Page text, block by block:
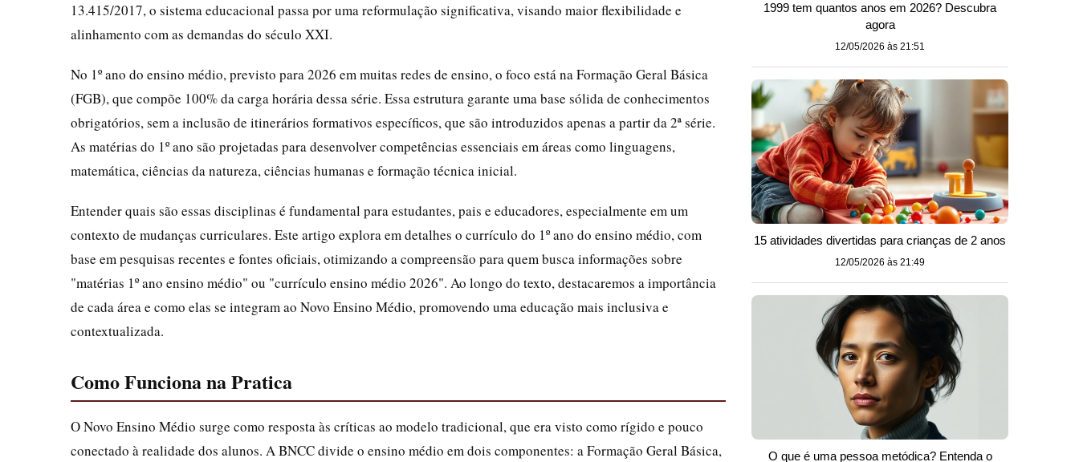
13.415/2017, o sistema educacional passa por uma reformulação significativa, visando maior flexibilidade e
alinhamento com as demandas do século XXI.
No 1º ano do ensino médio, previsto para 2026 em muitas redes de ensino, o foco está na Formação Geral Básica
(FGB), que compõe 100% da carga horária dessa série. Essa estrutura garante uma base sólida de conhecimentos
obrigatórios, sem a inclusão de itinerários formativos específicos, que são introduzidos apenas a partir da 2ª série.
As matérias do 1º ano são projetadas para desenvolver competências essenciais em áreas como linguagens,
matemática, ciências da natureza, ciências humanas e formação técnica inicial.
Entender quais são essas disciplinas é fundamental para estudantes, pais e educadores, especialmente em um
contexto de mudanças curriculares. Este artigo explora em detalhes o currículo do 1º ano do ensino médio, com
base em pesquisas recentes e fontes oficiais, otimizando a compreensão para quem busca informações sobre
"matérias 1º ano ensino médio" ou "currículo ensino médio 2026". Ao longo do texto, destacaremos a importância
de cada área e como elas se integram ao Novo Ensino Médio, promovendo uma educação mais inclusiva e
contextualizada.
Como Funciona na Pratica
O Novo Ensino Médio surge como resposta às críticas ao modelo tradicional, que era visto como rígido e pouco
conectado à realidade dos alunos. A BNCC divide o ensino médio em dois componentes: a Formação Geral Básica,
1999 tem quantos anos em 2026? Descubra
agora
12/05/2026 às 21:51
15 atividades divertidas para crianças de 2 anos
12/05/2026 às 21:49
O que é uma pessoa metódica? Entenda o